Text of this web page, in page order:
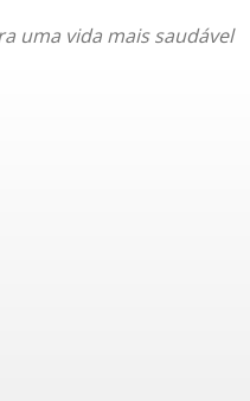
uma vida mais saudável